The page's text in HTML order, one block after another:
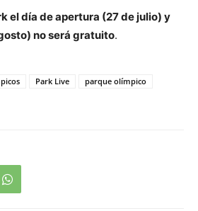
el día de apertura (27 de julio) y
no será gratuito.
Park Live
parque olímpico